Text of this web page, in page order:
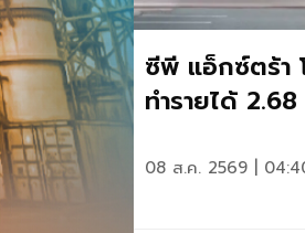
ซีพี แอ็กซ์ตร้า
ทำรายได้
08 ส.ค. 2569 |